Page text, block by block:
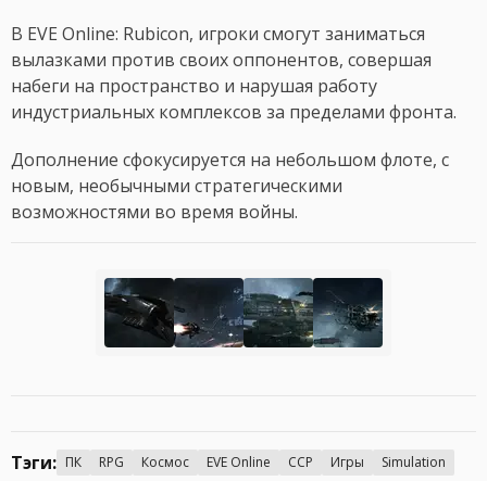
В EVE Online: Rubicon, игроки смогут заниматься
вылазками против своих оппонентов, совершая
набеги на пространство и нарушая работу
индустриальных комплексов за пределами фронта.
Дополнение сфокусируется на небольшом флоте, с
новым, необычными стратегическими
возможностями во время войны.
Тэги: ПК RPG Космос EVE Online CCP Игры Simulation